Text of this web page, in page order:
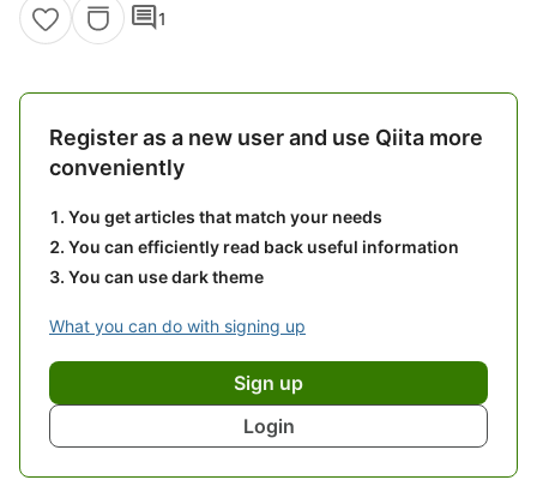
comment1
Register as a new user and use Qiita more
conveniently
You get articles that match your needs
You can efficiently read back useful information
You can use dark theme
What you can do with signing up
Sign up
Login